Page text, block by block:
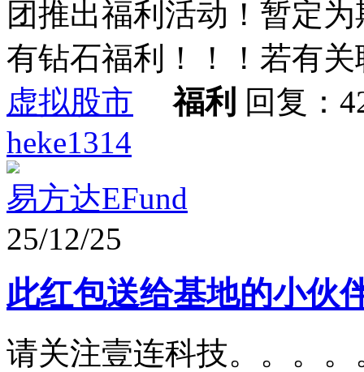
团推出福利活动！暂定
有钻石福利！！！若有
虚拟股市
福利 回复：
heke1314
易方达EFund
25/12/25
此红包送给基地的小伙
请关注壹连科技。。。。